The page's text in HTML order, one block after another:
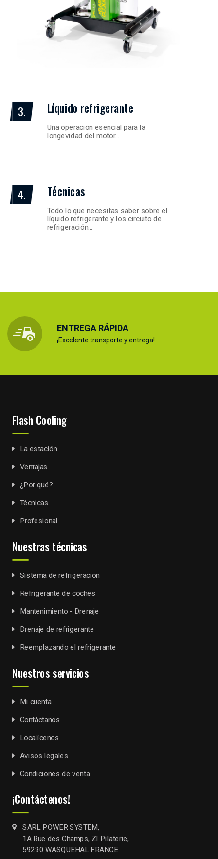
3. Líquido refrigerante
Una operación esencial para la
longevidad del motor…
4. Técnicas
Todo lo que necesitas saber sobre el
líquido refrigerante y los circuito de
refrigeración…
ENTREGA RÁPIDA
¡Excelente transporte y entrega!
Flash Cooling
La estación
Ventajas
¿Por qué?
Técnicas
Profesional
Nuestras técnicas
Sistema de refrigeración
Refrigerante de coches
Mantenimiento - Drenaje
Drenaje de refrigerante
Reemplazando el refrigerante
Nuestros servicios
Mi cuenta
Contáctanos
Localícenos
Avisos legales
Condiciones de venta
¡Contáctenos!
SARL POWER SYSTEM,
1A Rue des Champs, ZI Pilaterie,
59290 WASQUEHAL FRANCE